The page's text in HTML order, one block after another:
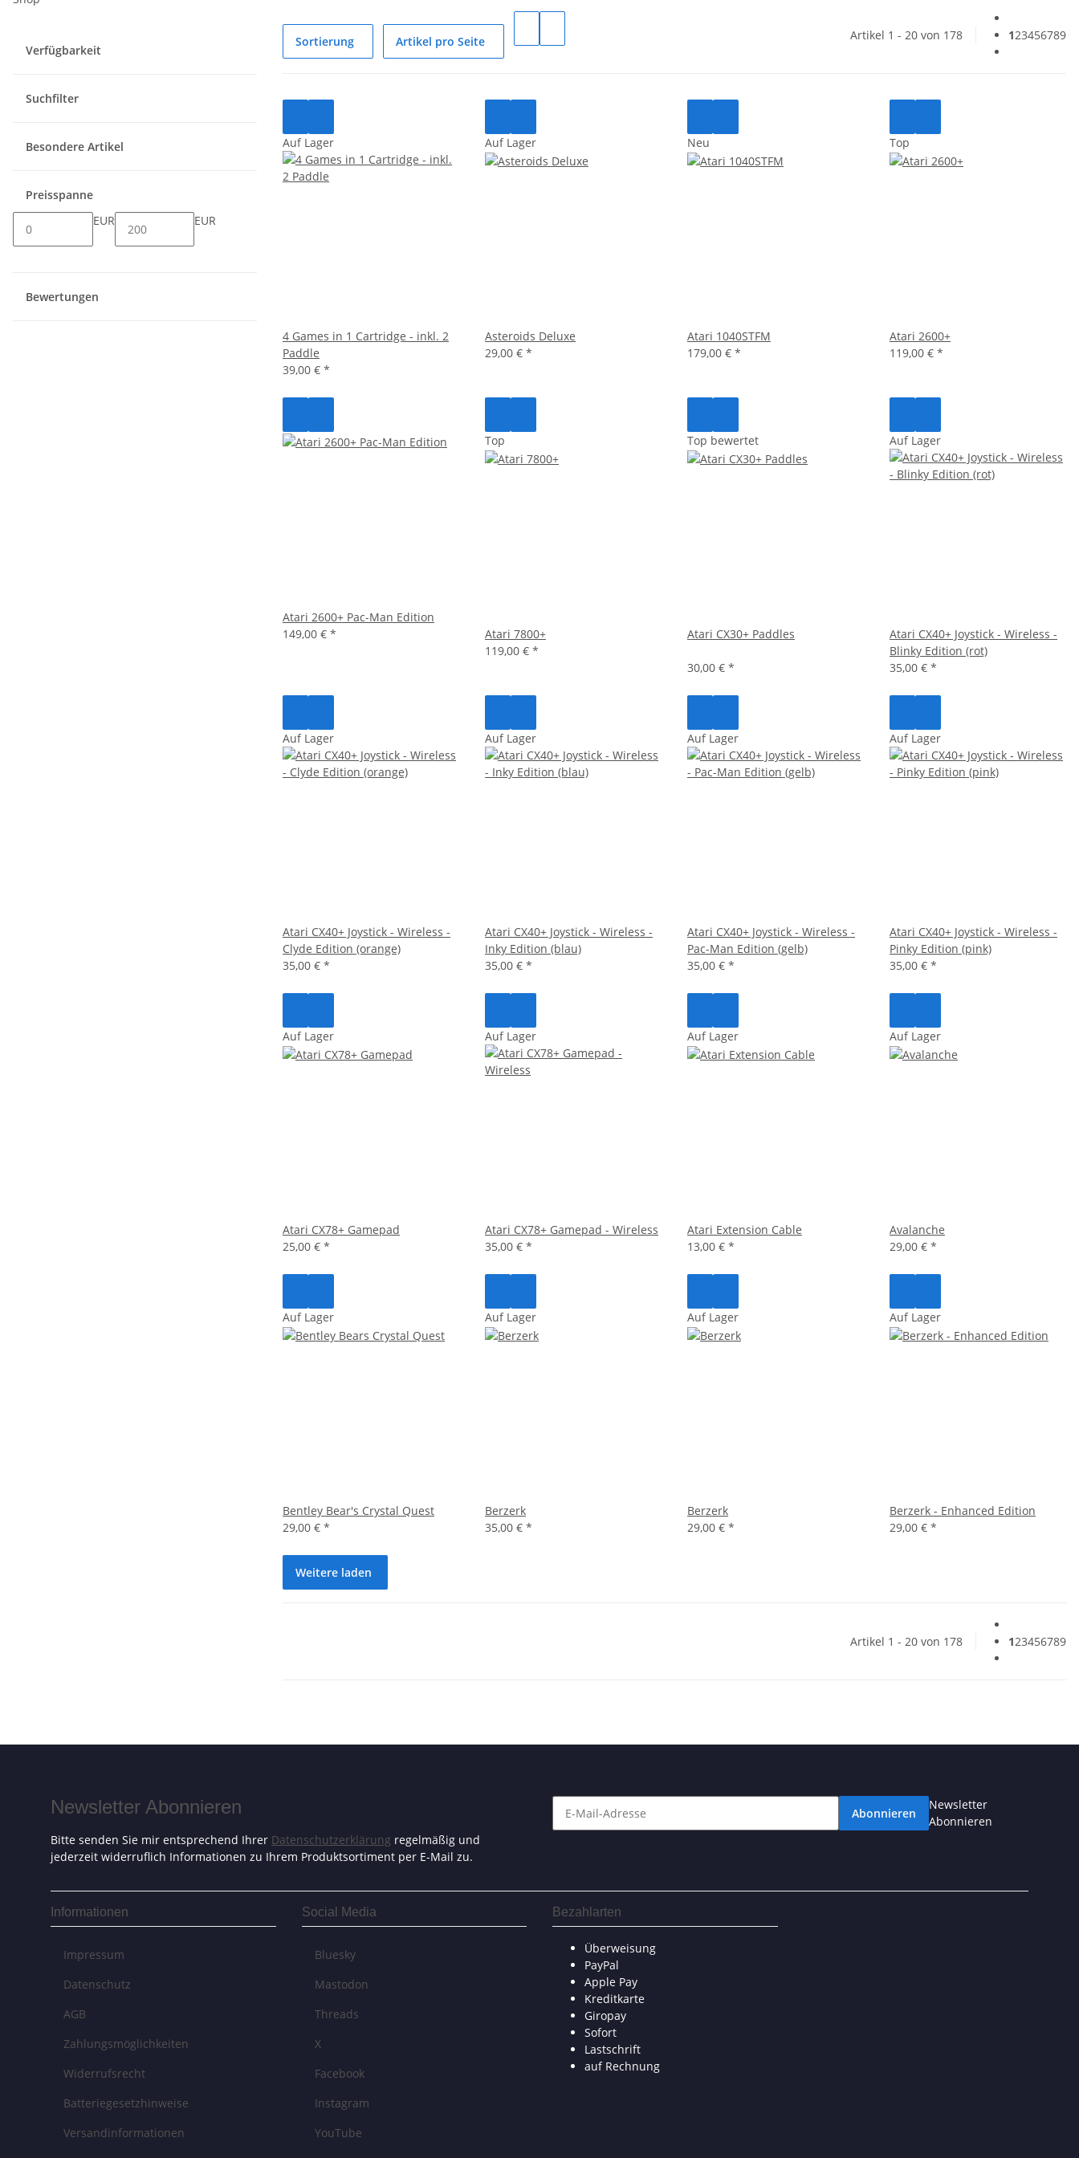
Sortierung Artikel pro Seite Artikel 1 - 20 von 178 123456789
Auf Lager
4 Games in 1 Cartridge - inkl. 2
Paddle
39,00 € *
Auf Lager
Asteroids Deluxe
29,00 € *
Neu
Atari 1040STFM
179,00 € *
Top
Atari 2600+
119,00 € *
Atari 2600+ Pac-Man Edition
149,00 € *
Top
Atari 7800+
119,00 € *
Top bewertet
Atari CX30+ Paddles
30,00 € *
Auf Lager
Atari CX40+ Joystick - Wireless -
Blinky Edition (rot)
35,00 € *
Auf Lager
Atari CX40+ Joystick - Wireless -
Clyde Edition (orange)
35,00 € *
Auf Lager
Atari CX40+ Joystick - Wireless -
Inky Edition (blau)
35,00 € *
Auf Lager
Atari CX40+ Joystick - Wireless -
Pac-Man Edition (gelb)
35,00 € *
Auf Lager
Atari CX40+ Joystick - Wireless -
Pinky Edition (pink)
35,00 € *
Auf Lager
Atari CX78+ Gamepad
25,00 € *
Auf Lager
Atari CX78+ Gamepad - Wireless
35,00 € *
Auf Lager
Atari Extension Cable
13,00 € *
Auf Lager
Avalanche
29,00 € *
Auf Lager
Bentley Bear's Crystal Quest
29,00 € *
Auf Lager
Berzerk
35,00 € *
Auf Lager
Berzerk
29,00 € *
Auf Lager
Berzerk - Enhanced Edition
29,00 € *
Weitere laden
Artikel 1 - 20 von 178 123456789
Verfügbarkeit
Suchfilter
Besondere Artikel
Preisspanne
EUR
EUR
Bewertungen
Newsletter Abonnieren
Bitte senden Sie mir entsprechend Ihrer Datenschutzerklärung regelmäßig und
jederzeit widerruflich Informationen zu Ihrem Produktsortiment per E-Mail zu.
Abonnieren
Newsletter
Abonnieren
Informationen
Impressum
Datenschutz
AGB
Zahlungsmöglichkeiten
Widerrufsrecht
Batteriegesetzhinweise
Versandinformationen
Social Media
Bluesky
Mastodon
Threads
X
Facebook
Instagram
YouTube
Bezahlarten
Überweisung
PayPal
Apple Pay
Kreditkarte
Giropay
Sofort
Lastschrift
auf Rechnung